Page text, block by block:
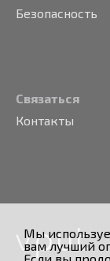
Мы
вам лучший
Безопасность
Связаться
Контакты